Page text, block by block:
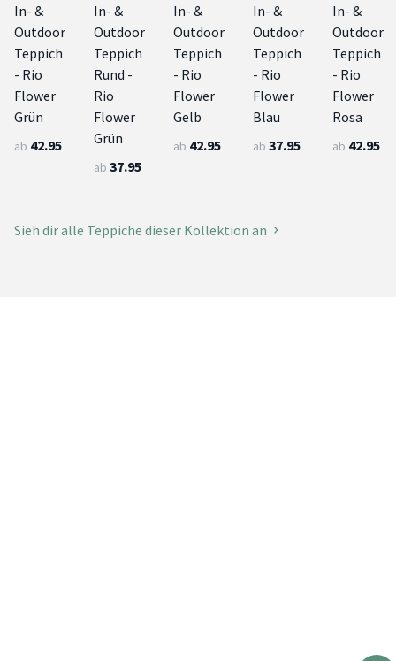
In- &
Outdoor
Teppich
- Rio
Flower
Grün
ab 42.95
In- &
Outdoor
Teppich
Rund -
Rio
Flower
Grün
ab 37.95
In- &
Outdoor
Teppich
- Rio
Flower
Gelb
ab 42.95
In- &
Outdoor
Teppich
- Rio
Flower
Blau
ab 37.95
In- &
Outdoor
Teppich
- Rio
Flower
Rosa
ab 42.95
Sieh dir alle Teppiche dieser Kollektion an